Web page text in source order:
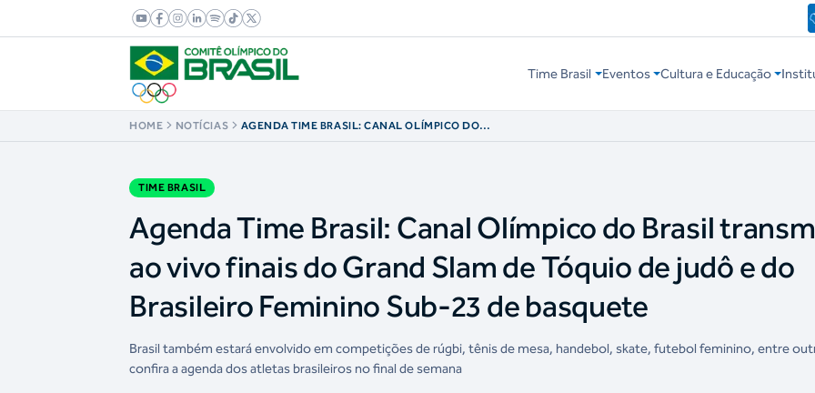
Time Brasil Eventos Cultura e Educação
HOME NOTÍCIAS
AGENDA TIME BRASIL: CANAL OLÍMPICO DO
TIME BRASIL
Agenda Time Brasil: Canal Olímpico do Brasil
ao vivo finais do Grand Slam de Tóquio de judô e do
Brasileiro Feminino Sub-23 de basquete
Brasil também estará envolvido em competições de rúgbi, tênis de mesa, handebol, skate, futebol feminino, entre
confira a agenda dos atletas brasileiros no final de semana